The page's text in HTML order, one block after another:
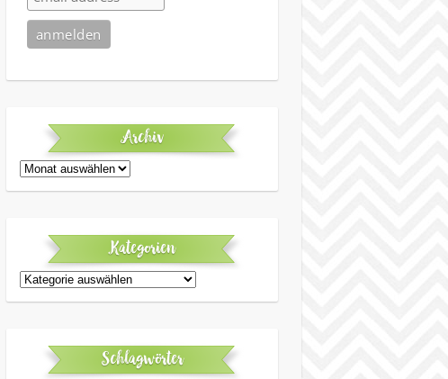
Archiv
Archiv
Kategorien
Kategorien
Schlagwörter